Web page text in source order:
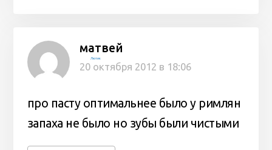
матвей
Лютик
20 октября 2012 в 18:06
про пасту оптимальнее было у римлян
запаха не было но зубы были чистыми